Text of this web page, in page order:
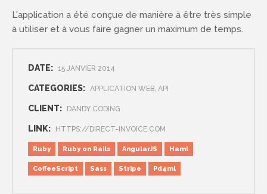
L'application a été conçue de manière à être très simple
à utiliser et à vous faire gagner un maximum de temps.
DATE: 15 JANVIER 2014
CATEGORIES: APPLICATION WEB, API
CLIENT: DANDY CODING
LINK: HTTPS://DIRECT-INVOICE.COM
Ruby Ruby on Rails AngularJS Haml
CoffeeScript Sass Stripe Pd4ml